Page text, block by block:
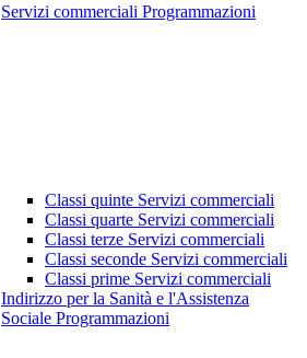
Servizi commerciali Programmazioni
Classi quinte Servizi commerciali
Classi quarte Servizi commerciali
Classi terze Servizi commerciali
Classi seconde Servizi commerciali
Classi prime Servizi commerciali
Indirizzo per la Sanità e l'Assistenza
Sociale Programmazioni